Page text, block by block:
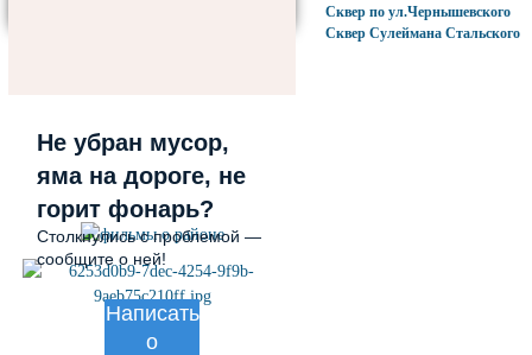
Не убран мусор,
яма на дороге, не
горит фонарь?
Столкнулись с проблемой —
сообщите о ней!
Написать
о
Полезные ссылки
Сквер по ул.Чернышевского
Сквер Сулеймана Стальского